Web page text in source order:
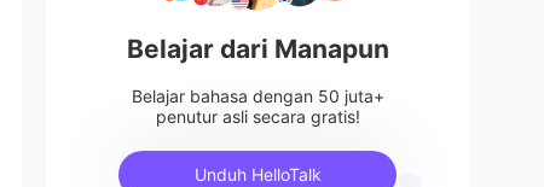
Belajar dari Manapun
Belajar bahasa dengan 50 juta+
penutur asli secara gratis!
Unduh HelloTalk